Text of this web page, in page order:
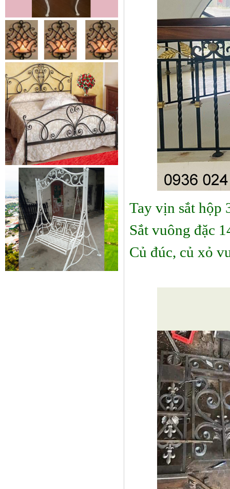
Mẫu giường sắt 02
Mẫu giường sắt uốn lượn tinh tế,
thanh thoát đẹp mắt được rất
nhiều các chị...
Mẫu ban công sắt 06
Đây là mẫu lan can ban công sắt
hộp đẹp, đơn giản, hiện đại và...
Xích đu sắt 01
Dễ dàng vận chuyển, lắp đặt Kích
Tay vịn sắt hộp
Sắt vuông đặc
Củ đúc, củ xỏ